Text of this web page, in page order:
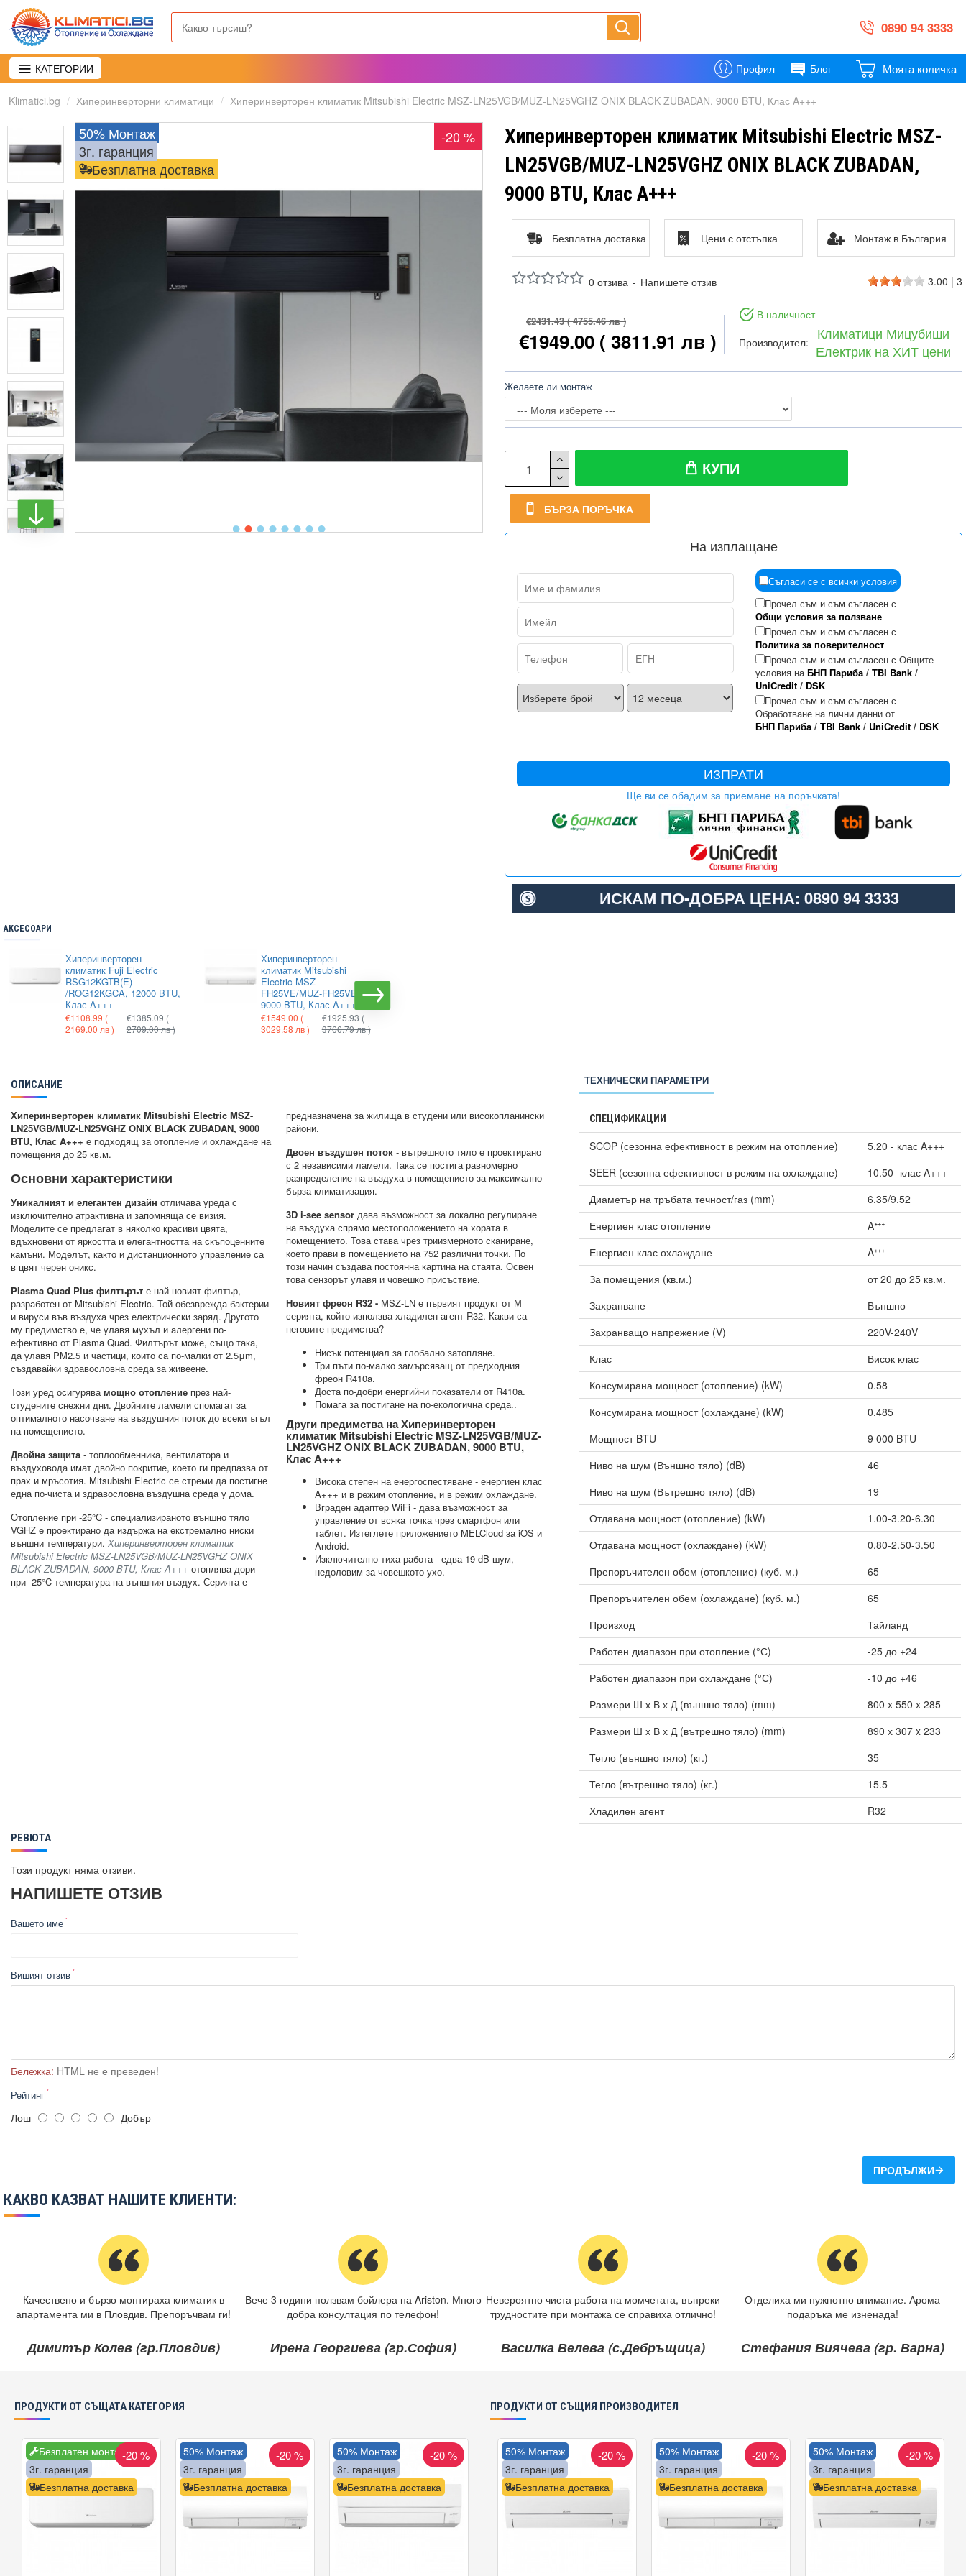
0890 94 3333
КАТЕГОРИИ Профил Блог Моята количка
Klimatici.bg Хиперинверторни климатици Хиперинверторен климатик Mitsubishi Electric MSZ-LN25VGB/MUZ-LN25VGHZ ONIX BLACK ZUBADAN, 9000 BTU, Клас A+++
Безплатна доставка
50% Монтаж
3г. гаранция
-20 %
Хиперинверторен климатик Mitsubishi Electric MSZ-
LN25VGB/MUZ-LN25VGHZ ONIX BLACK ZUBADAN,
9000 BTU, Клас A+++
0 отзива - Напишете отзив 3.00 | 3
€2431.43( 4755.46 лв )
€1949.00 ( 3811.91 лв )
В наличност
Производител:
Климатици Мицубиши
Електрик на ХИТ цени
Желаете ли монтаж
КУПИ
БЪРЗА ПОРЪЧКА
На изплащане
Съгласи се с всички условия
Прочел съм и съм съгласен с
Общи условия за ползване
Прочел съм и съм съгласен с
Политика за поверителност
Прочел съм и съм съгласен с Общите
условия наБНП Париба/ TBI Bank/
UniCredit/ DSK
Прочел съм и съм съгласен с
Обработване на лични данни от
БНП Париба/ TBI Bank/ UniCredit/ DSK
ИЗПРАТИ
Ще ви се обадим за приемане на поръчката!
Безплатна доставка Цени с отстъпка Монтаж в България
ИСКАМ ПО-ДОБРА ЦЕНА: 0890 94 3333
АКСЕСОАРИ
Хиперинверторен
климатик Fuji Electric
RSG12KGTB(E)
/ROG12KGCA, 12000 BTU,
Клас A+++
€1108.99 (
2169.00 лв )
€1385.09(
2709.00 лв )
Хиперинверторен
климатик Mitsubishi
Electric MSZ-
FH25VE/MUZ-FH25VE,
9000 BTU, Клас A+++
€1549.00 (
3029.58 лв )
€1925.93(
3766.79 лв )
ОПИСАНИЕ
Хиперинверторен климатик Mitsubishi Electric MSZ-
LN25VGB/MUZ-LN25VGHZ ONIX BLACK ZUBADAN, 9000
BTU, Клас A+++ е подходящ за отопление и охлаждане на
помещения до 25 кв.м.
Основни характеристики
Уникалният и елегантен дизайн отличава уреда с
изключително атрактивна и запомняща се визия.
Моделите се предлагат в няколко красиви цвята,
вдъхновени от яркостта и елегантността на скъпоценните
камъни. Моделът, както и дистанционното управление са
в цвят черен оникс.
Plasma Quad Plus филтърът е най-новият филтър,
разработен от Mitsubishi Electric. Той обезврежда бактерии
и вируси във въздуха чрез електрически заряд. Другото
му предимство е, че улавя мухъл и алергени по-
ефективно от Plasma Quad. Филтърът може, също така,
да улавя PM2.5 и частици, които са по-малки от 2.5μm,
създавайки здравословна среда за живеене.
Този уред осигурява мощно отопление през най-
студените снежни дни. Двойните ламели спомагат за
оптималното насочване на въздушния поток до всеки ъгъл
на помещението.
Двойна защита- топлообменника, вентилатора и
въздуховода имат двойно покритие, което ги предпазва от
прах и мръсотия. Mitsubishi Electric се стреми да постигне
една по-чиста и здравословна въздушна среда у дома.
Отопление при -25°C - специализираното външно тяло
VGHZ е проектирано да издържа на екстремално ниски
външни температури. Хиперинверторен климатик
Mitsubishi Electric MSZ-LN25VGB/MUZ-LN25VGHZ ONIX
BLACK ZUBADAN, 9000 BTU, Клас A+++ отоплява дори
при -25°C температура на външния въздух. Серията е
предназначена за жилища в студени или високопланински
райони.
Двоен въздушен поток- вътрешното тяло е проектирано
с 2 независими ламели. Така се постига равномерно
разпределение на въздуха в помещението за максимално
бърза климатизация.
3D i-see sensorдава възможност за локално регулиране
на въздуха спрямо местоположението на хората в
помещението. Това става чрез триизмерното сканиране,
което прави в помещението на 752 различни точки. По
този начин създава постоянна картина на стаята. Освен
това сензорът улавя и човешко присъствие.
Новият фреон R32 - MSZ-LN е първият продукт от М
серията, който използва хладилен агент R32. Какви са
неговите предимства?
Нисък потенциал за глобално затопляне.
Три пъти по-малко замърсяващ от предходния
фреон R410a.
Доста по-добри енергийни показатели от R410a.
Помага за постигане на по-екологична среда..
Други предимства на Хиперинверторен
климатик Mitsubishi Electric MSZ-LN25VGB/MUZ-
LN25VGHZ ONIX BLACK ZUBADAN, 9000 BTU,
Клас A+++
Висока степен на енергоспестяване - енергиен клас
A+++ и в режим отопление, и в режим охлаждане.
Вграден адаптер WiFi - дава възможност за
управление от всяка точка чрез смартфон или
таблет. Изтеглете приложението MELCloud за iOS и
Android.
Изключително тиха работа - едва 19 dB шум,
недоловим за човешкото ухо.
ТЕХНИЧЕСКИ ПАРАМЕТРИ
СПЕЦИФИКАЦИИ
SCOP (сезонна ефективност в режим на отопление)
5.20 - клас A+++
SEER (сезонна ефективност в режим на охлаждане)
10.50- клас A+++
Диаметър на тръбата течност/газ (mm)
6.35/9.52
Енергиен клас отопление
Aᐩᐩᐩ
Енергиен клас охлаждане
Aᐩᐩᐩ
За помещения (кв.м.)
от 20 до 25 кв.м.
Захранване
Външно
Захранващо напрежение (V)
220V-240V
Клас
Висок клас
Консумирана мощност (отопление) (kW)
0.58
Консумирана мощност (охлаждане) (kW)
0.485
Мощност BTU
9 000 BTU
Ниво на шум (Външно тяло) (dB)
46
Ниво на шум (Вътрешно тяло) (dB)
19
Отдавана мощност (отопление) (kW)
1.00-3.20-6.30
Отдавана мощност (охлаждане) (kW)
0.80-2.50-3.50
Препоръчителен обем (отопление) (куб. м.)
65
Препоръчителен обем (охлаждане) (куб. м.)
65
Произход
Тайланд
Работен диапазон при отопление (°С)
-25 до +24
Работен диапазон при охлаждане (°С)
-10 до +46
Размери Ш х В х Д (външно тяло) (mm)
800 x 550 x 285
Размери Ш х В х Д (вътрешно тяло) (mm)
890 х 307 x 233
Тегло (външно тяло) (кг.)
35
Тегло (вътрешно тяло) (кг.)
15.5
Хладилен агент
R32
РЕВЮТА
Този продукт няма отзиви.
НАПИШЕТЕ ОТЗИВ
Вашето име
Вишият отзив
Бележка: HTML не е преведен!
Рейтинг
Лош Добър
ПРОДЪЛЖИ
КАКВО КАЗВАТ НАШИТЕ КЛИЕНТИ:
Качествено и бързо монтираха климатик в
апартамента ми в Пловдив. Препоръчвам ги!
Димитър Колев (гр.Пловдив)
Вече 3 години ползвам бойлера на Ariston. Много
добра консултация по телефон!
Ирена Георгиева (гр.София)
Невероятно чиста работа на момчетата, въпреки
трудностите при монтажа се справиха отлично!
Василка Велева (с.Дебръщица)
Отделиха ми нужнотно внимание. Арома
подаръка ме изненада!
Стефания Виячева (гр. Варна)
ПРОДУКТИ ОТ СЪЩАТА КАТЕГОРИЯ
Безплатен монтаж
Безплатна доставка
3г. гаранция
-20 %
Безплатна доставка
50% Монтаж
3г. гаранция
-20 %
Безплатна доставка
50% Монтаж
3г. гаранция
-20 %
ПРОДУКТИ ОТ СЪЩИЯ ПРОИЗВОДИТЕЛ
Безплатна доставка
50% Монтаж
3г. гаранция
-20 %
Безплатна доставка
50% Монтаж
3г. гаранция
-20 %
Безплатна доставка
50% Монтаж
3г. гаранция
-20 %